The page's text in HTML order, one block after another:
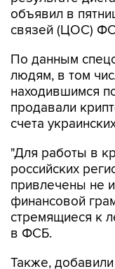
объявил в
связей (ЦОС)
По данным
людям, в том
находившимся
продавали
счета
"Для работы в
российских
привлечены не
финансовой
стремящиеся к
в ФСБ.
Также,